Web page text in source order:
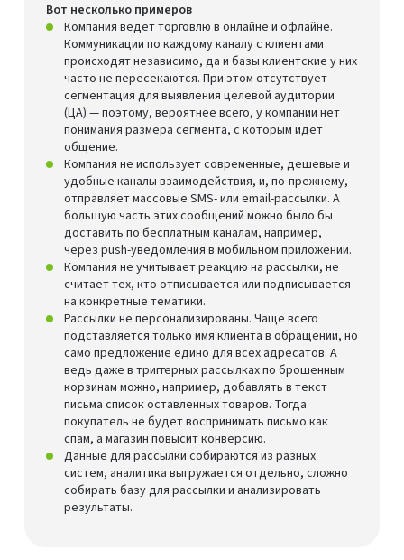
Вот несколько примеров
Компания ведет торговлю в онлайне и офлайне.
Коммуникации по каждому каналу с клиентами
происходят независимо, да и базы клиентские у них
часто не пересекаются. При этом отсутствует
сегментация для выявления целевой аудитории
(ЦА) — поэтому, вероятнее всего, у компании нет
понимания размера сегмента, с которым идет
общение.
Компания не использует современные, дешевые и
удобные каналы взаимодействия, и, по-прежнему,
отправляет массовые SMS- или email-рассылки. А
большую часть этих сообщений можно было бы
доставить по бесплатным каналам, например,
через push-уведомления в мобильном приложении.
Компания не учитывает реакцию на рассылки, не
считает тех, кто отписывается или подписывается
на конкретные тематики.
Рассылки не персонализированы. Чаще всего
подставляется только имя клиента в обращении, но
само предложение едино для всех адресатов. А
ведь даже в триггерных рассылках по брошенным
корзинам можно, например, добавлять в текст
письма список оставленных товаров. Тогда
покупатель не будет воспринимать письмо как
спам, а магазин повысит конверсию.
Данные для рассылки собираются из разных
систем, аналитика выгружается отдельно, сложно
собирать базу для рассылки и анализировать
результаты.